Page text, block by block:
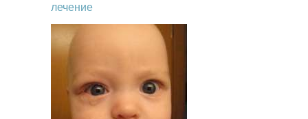
лечение